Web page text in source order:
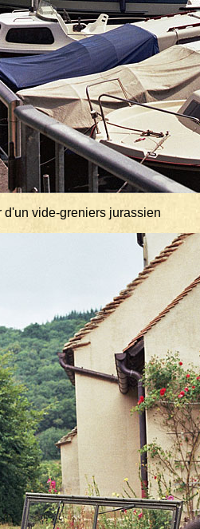
vide-greniers jurassien